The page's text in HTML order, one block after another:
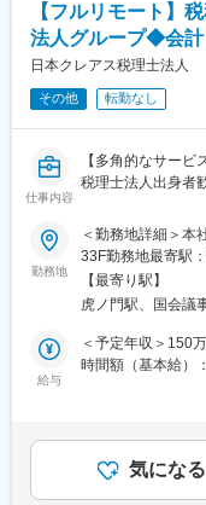
【フルリモート】
法人グループ◆会計
日本クレアス税理士法人
その他 転勤なし
仕事内容
【多角的なサー
税理士法人出身者
■業務概要
法人・個人クライ
担当いただきます
就業可能です。
■主な業務内容
・月次・年次決算
使用会計ソフト
・freee
勤務地
＜勤務地詳細＞本
33F勤務地最寄駅
煙対策：屋内全面
【最寄り駅】
虎ノ門駅、国会議
給与
＜予定年収＞150
時間額（基本給）
ます。賃金はあく
る可能性がありま
気になる